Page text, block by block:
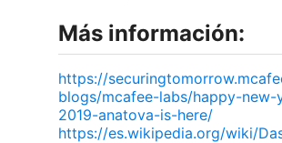
Más información:
https://
blogs/mcafee-labs/happy-new-
2019-anatova-is-here/
https://es.wikipedia.org/wiki/